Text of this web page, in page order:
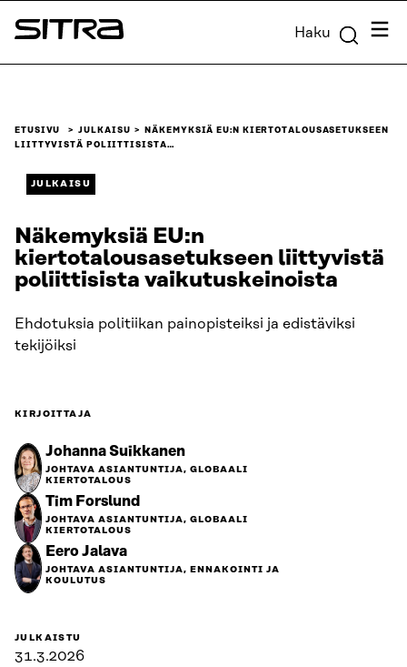
Siirry
suoraan
Sitra Haku
ETUSIVU JULKAISU
NÄKEMYKSIÄ EU:N KIERTOTALOUSASETUKSEEN
LIITTYVISTÄ POLIITTISISTA…
JULKAISU
Näkemyksiä EU:n
kiertotalousasetukseen liittyvistä
poliittisista vaikutuskeinoista
Ehdotuksia politiikan painopisteiksi ja edistäviksi
tekijöiksi
KIRJOITTAJA
Johanna Suikkanen
JOHTAVA ASIANTUNTIJA, GLOBAALI
KIERTOTALOUS
Tim Forslund
JOHTAVA ASIANTUNTIJA, GLOBAALI
KIERTOTALOUS
Eero Jalava
JOHTAVA ASIANTUNTIJA, ENNAKOINTI JA
KOULUTUS
JULKAISTU
31.3.2026